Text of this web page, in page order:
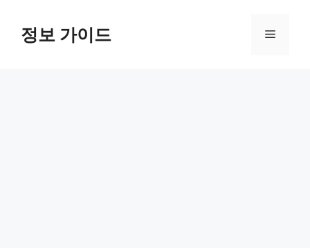
정보 가이드 메